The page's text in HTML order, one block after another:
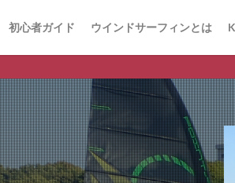
初心者ガイド ウインドサーフィンとは